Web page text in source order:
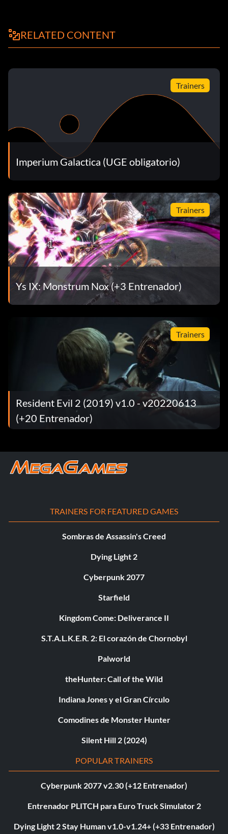
RELATED CONTENT
Trainers
Imperium Galactica (UGE obligatorio)
Trainers
Ys IX: Monstrum Nox (+3 Entrenador)
Trainers
Resident Evil 2 (2019) v1.0 - v20220613
(+20 Entrenador)
TRAINERS FOR FEATURED GAMES
Sombras de Assassin's Creed
Dying Light 2
Cyberpunk 2077
Starfield
Kingdom Come: Deliverance II
S.T.A.L.K.E.R. 2: El corazón de Chornobyl
Palworld
theHunter: Call of the Wild
Indiana Jones y el Gran Círculo
Comodines de Monster Hunter
Silent Hill 2 (2024)
POPULAR TRAINERS
Cyberpunk 2077 v2.30 (+12 Entrenador)
Entrenador PLITCH para Euro Truck Simulator 2
Dying Light 2 Stay Human v1.0-v1.24+ (+33 Entrenador)